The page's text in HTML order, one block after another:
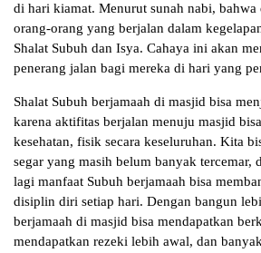
di hari kiamat. Menurut sunah nabi,
orang-orang yang berjalan dalam
Shalat Subuh dan Isya. Cahaya ini akan
penerang jalan bagi mereka di hari yang
Shalat Subuh berjamaah di masjid bisa
karena aktifitas berjalan menuju masjid
kesehatan, fisik secara keseluruhan. Kita
segar yang masih belum banyak tercemar,
lagi manfaat Subuh berjamaah bisa
disiplin diri setiap hari. Dengan bangun
berjamaah di masjid bisa mendapatkan
mendapatkan rezeki lebih awal, dan